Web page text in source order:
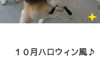
１０月ハロウィン風♪